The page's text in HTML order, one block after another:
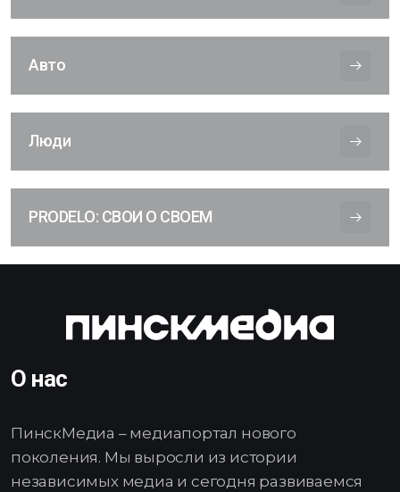
Авто
Люди
PRODELO: СВОИ О СВОЕМ
О нас
ПинскМедиа – медиапортал нового
поколения. Мы выросли из истории
независимых медиа и сегодня развиваемся